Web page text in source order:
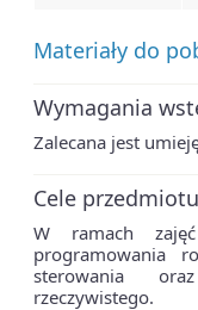
Materiały do
Wymagania
Zalecana jest
Cele przedmiotu
W ramach
programowania
sterowania
rzeczywistego.